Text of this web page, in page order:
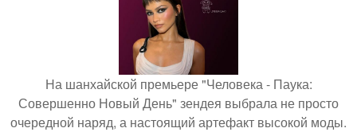
На шанхайской премьере "Человека - Паука:
Совершенно Новый День" зендея выбрала не просто
очередной наряд, а настоящий артефакт высокой моды.